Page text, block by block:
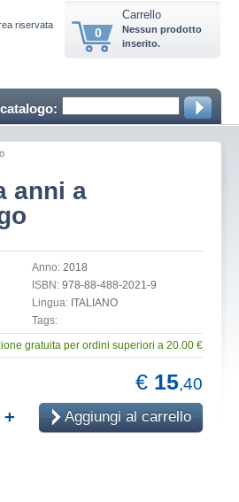
riservata
0
Carrello
Nessun prodotto
inserito.
anni a
Anno: 2018
ISBN: 978-88-488-2021-9
Lingua: ITALIANO
Tags:
gratuita per ordini superiori a 20.00 €
€ 15,40
Aggiungi al carrello